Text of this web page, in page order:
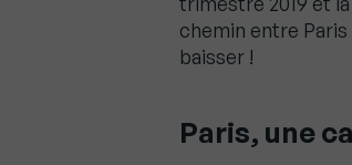
chemin entre
baisser !
Paris, une